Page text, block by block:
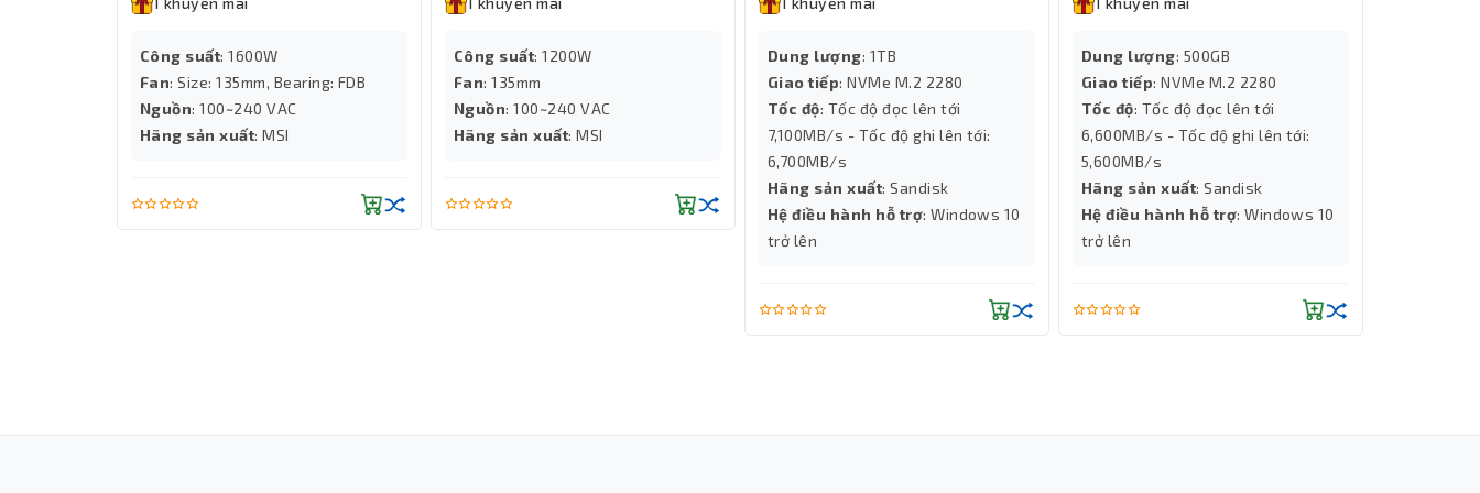
Công suất: 1600W
Fan: Size: 135mm, Bearing: FDB
Nguồn: 100~240 VAC
Hãng sản xuất: MSI
Công suất: 1200W
Fan: 135mm
Nguồn: 100~240 VAC
Hãng sản xuất: MSI
Dung lượng: 1TB
Giao tiếp: NVMe M.2 2280
Tốc độ: Tốc độ đọc lên tới
7,100MB/s - Tốc độ ghi lên tới:
6,700MB/s
Hãng sản xuất: Sandisk
Hệ điều hành hỗ trợ: Windows 10
trở lên
Dung lượng: 500GB
Giao tiếp: NVMe M.2 2280
Tốc độ: Tốc độ đọc lên tới
6,600MB/s - Tốc độ ghi lên tới:
5,600MB/s
Hãng sản xuất: Sandisk
Hệ điều hành hỗ trợ: Windows 10
trở lên
Thành Nhân TNC